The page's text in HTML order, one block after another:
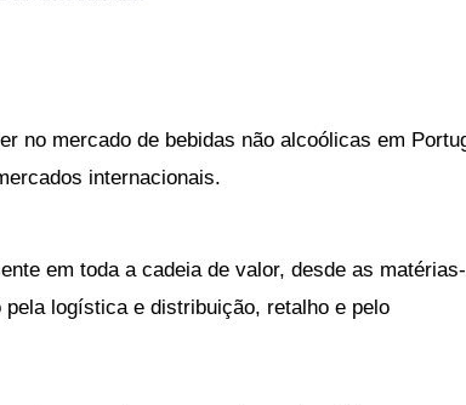
internacionais.
em toda a cadeia de valor, desde as matérias-
logística e distribuição, retalho e pelo